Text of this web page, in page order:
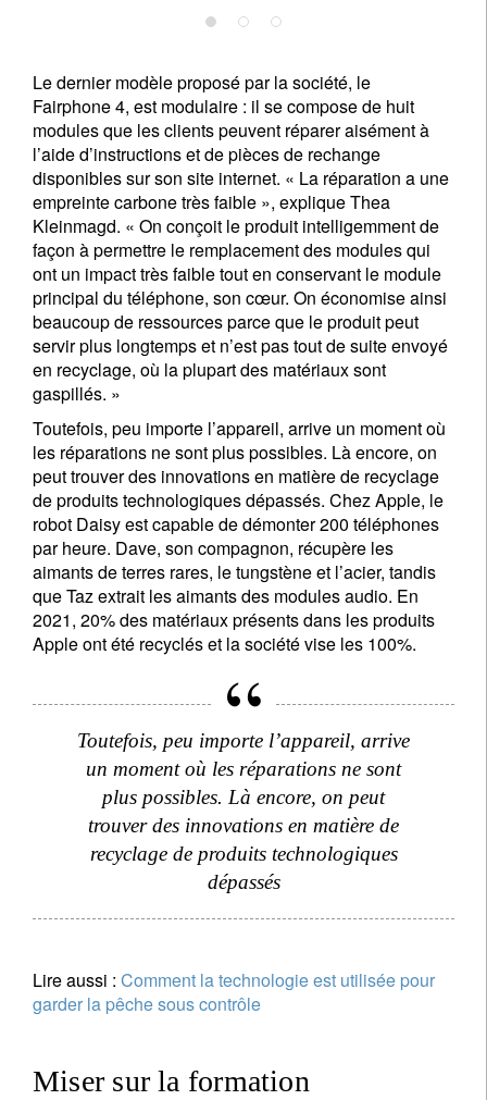
Le dernier modèle proposé par la société, le
Fairphone 4, est modulaire : il se compose de huit
modules que les clients peuvent réparer aisément à
l’aide d’instructions et de pièces de rechange
disponibles sur son site internet. « La réparation a une
empreinte carbone très faible », explique Thea
Kleinmagd. « On conçoit le produit intelligemment de
façon à permettre le remplacement des modules qui
ont un impact très faible tout en conservant le module
principal du téléphone, son cœur. On économise ainsi
beaucoup de ressources parce que le produit peut
servir plus longtemps et n’est pas tout de suite envoyé
en recyclage, où la plupart des matériaux sont
gaspillés. »
Toutefois, peu importe l’appareil, arrive un moment où
les réparations ne sont plus possibles. Là encore, on
peut trouver des innovations en matière de recyclage
de produits technologiques dépassés. Chez Apple, le
robot Daisy est capable de démonter 200 téléphones
par heure. Dave, son compagnon, récupère les
aimants de terres rares, le tungstène et l’acier, tandis
que Taz extrait les aimants des modules audio. En
2021, 20% des matériaux présents dans les produits
Apple ont été recyclés et la société vise les 100%.
Toutefois, peu importe l’appareil, arrive
un moment où les réparations ne sont
plus possibles. Là encore, on peut
trouver des innovations en matière de
recyclage de produits technologiques
dépassés
Lire aussi : Comment la technologie est utilisée pour
garder la pêche sous contrôle
Miser sur la formation